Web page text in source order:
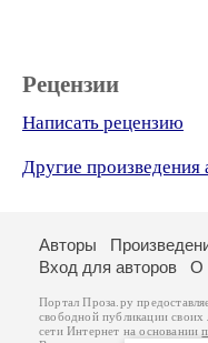
Рецензии
Написать рецензию
Другие произведения
Авторы
Вход для авторов
О
Портал Проза.ру
свободной публикации своих
сети Интернет на основании